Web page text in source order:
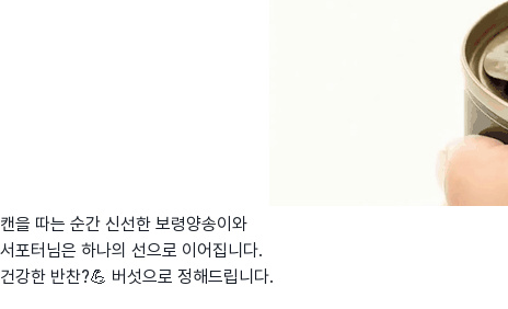
캔을 따는 순간 신선한 보령양송이와
서포터님은 하나의 선으로 이어집니다.
건강한 반찬?💪 버섯으로 정해드립니다.